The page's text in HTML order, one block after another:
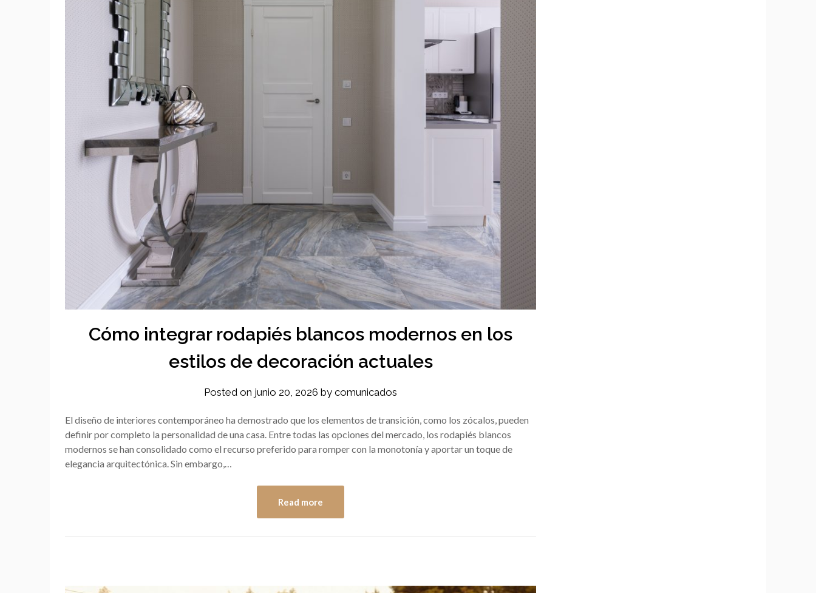
Cómo integrar rodapiés blancos modernos en los
estilos de decoración actuales
Posted on junio 20, 2026 by comunicados
El diseño de interiores contemporáneo ha demostrado que los elementos de transición, como los zócalos, pueden
definir por completo la personalidad de una casa. Entre todas las opciones del mercado, los rodapiés blancos
modernos se han consolidado como el recurso preferido para romper con la monotonía y aportar un toque de
elegancia arquitectónica. Sin embargo,…
Read more